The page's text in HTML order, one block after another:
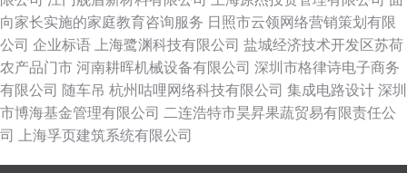
向家长实施的家庭教育咨询服务 日照市云领网络营销策划有限
公司 企业标语 上海鹭渊科技有限公司 盐城经济技术开发区苏荷
农产品门市 河南耕晖机械设备有限公司 深圳市格律诗电子商务
有限公司 随车吊 杭州咕哩网络科技有限公司 集成电路设计 深圳
市博海基金管理有限公司 二连浩特市昊昇果蔬贸易有限责任公
司
上海孚页建筑系统有限公司